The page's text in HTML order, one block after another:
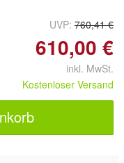
UVP: 760,41 €
610,00 €
inkl. MwSt.
Kostenloser Versand